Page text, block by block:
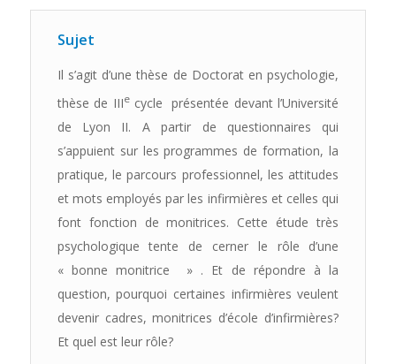
Sujet
Il s’agit d’une thèse de Doctorat en psychologie,
thèse de IIIecycle présentée devant l’Université
de Lyon II. A partir de questionnaires qui
s’appuient sur les programmes de formation, la
pratique, le parcours professionnel, les attitudes
et mots employés par les infirmières et celles qui
font fonction de monitrices. Cette étude très
psychologique tente de cerner le rôle d’une
« bonne monitrice » . Et de répondre à la
question, pourquoi certaines infirmières veulent
devenir cadres, monitrices d’école d’infirmières?
Et quel est leur rôle?